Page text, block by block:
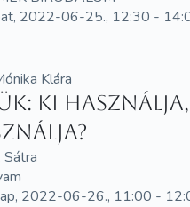
2022-06-25., 12:30 -
Klára
Ki
Sátra
2022-06-26., 11:00 -